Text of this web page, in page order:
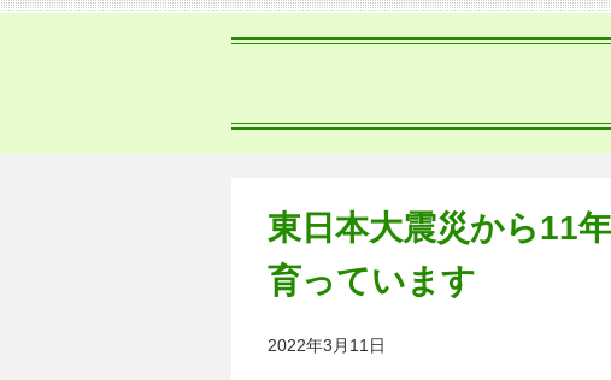
東日本大震災から11
育っています
2022年3月11日